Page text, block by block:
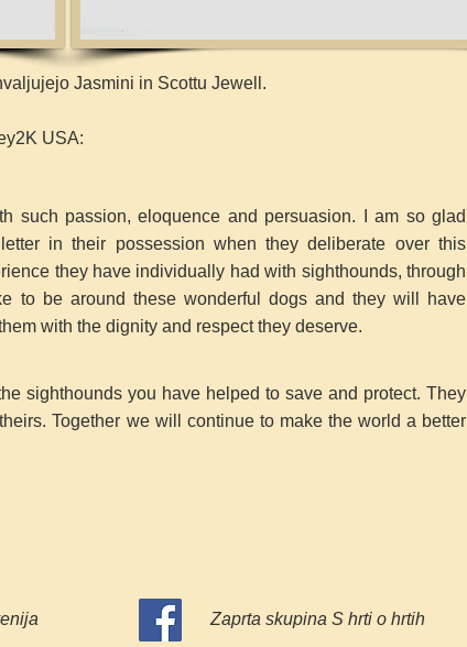
Jasmini in Scottu Jewell.
USA:
such passion, eloquence and persuasion. I am so glad
in their possession when they deliberate over this
they have individually had with sighthounds, through
to be around these wonderful dogs and they will have
with the dignity and respect they deserve.
sighthounds you have helped to save and protect. They
Together we will continue to make the world a better
Zaprta skupina S hrti o hrtih